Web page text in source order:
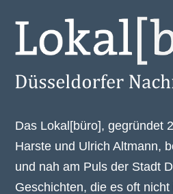
Das Lokal[büro], gegründet
Harste und Ulrich Altmann,
und nah am Puls der Stadt
Geschichten, die es oft